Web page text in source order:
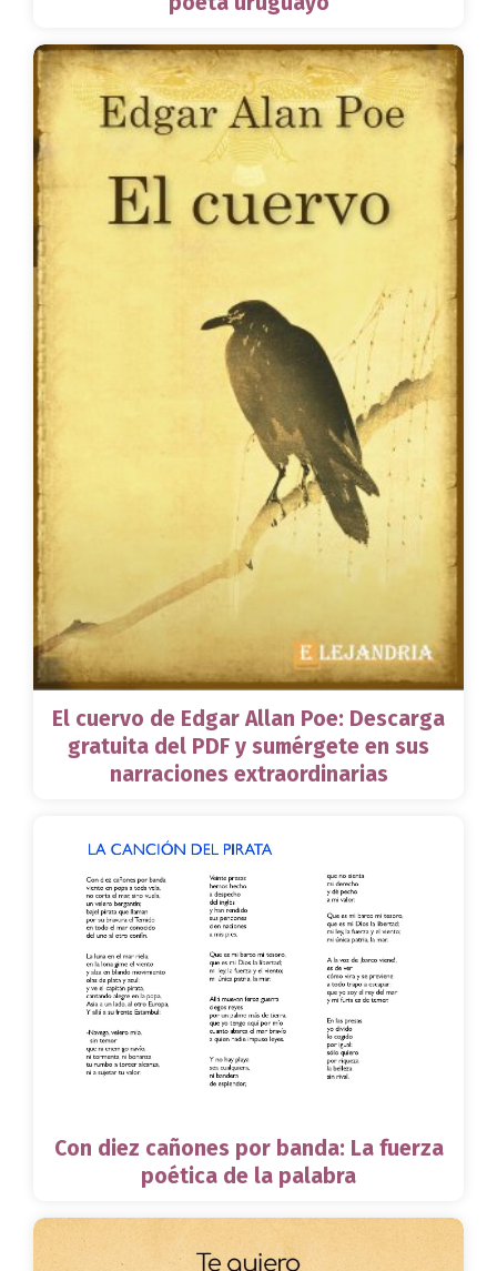
El cuervo de Edgar Allan Poe: Descarga
gratuita del PDF y sumérgete en sus
narraciones extraordinarias
Con diez cañones por banda: La fuerza
poética de la palabra